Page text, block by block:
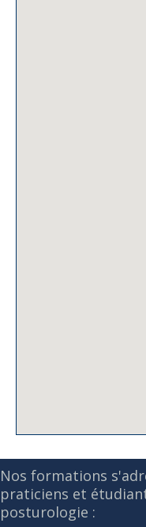
Nos formations
praticiens et
posturologie :